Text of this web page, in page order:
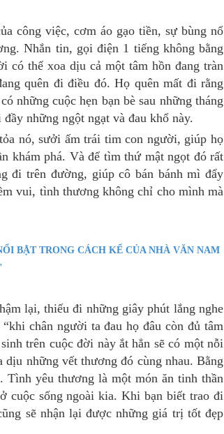
công việc, cơm áo gạo tiền, sự bùng nổ
Nhắn tin, gọi điện 1 tiếng không bằng
có thể xoa dịu cả một tâm hồn đang tràn
quên đi điều đó. Họ quên mất đi rằng
những cuộc hẹn bạn bè sau những tháng
những ngột ngạt và đau khổ này.
nó, sưởi ấm trái tim con người, giúp họ
khám phá. Và để tìm thứ mật ngọt đó rất
đi trên đường, giúp cô bán bánh mì đẩy
vui, tình thương không chỉ cho mình mà
BẬT TRONG CÁCH KỂ CỦA NHÀ VĂN NAM
lại, thiếu đi những giây phút lắng nghe
chân người ta đau họ đâu còn đủ tâm
trên cuộc đời này ắt hẳn sẽ có một nỗi
những vết thương đó cùng nhau. Bằng
Tình yêu thương là một món ăn tinh thần
cuộc sống ngoài kia. Khi bạn biết trao đi
sẽ nhận lại được những giá trị tốt đẹp